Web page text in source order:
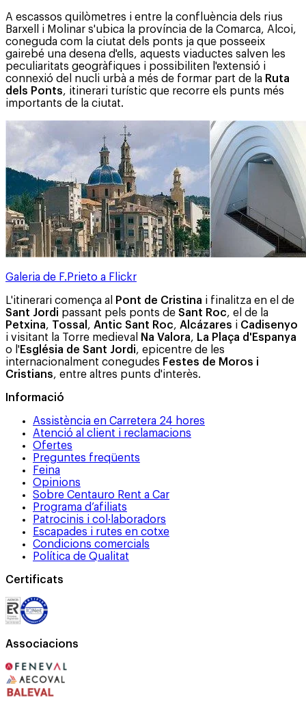
A escassos quilòmetres i entre la confluència dels rius
Barxell i Molinar s'ubica la província de la Comarca, Alcoi,
coneguda com la ciutat dels ponts ja que posseeix
gairebé una desena d'ells, aquests viaductes salven les
peculiaritats geogràfiques i possibiliten l'extensió i
connexió del nucli urbà a més de formar part de la Ruta
dels Ponts, itinerari turístic que recorre els punts més
importants de la ciutat.
Galeria de F.Prieto a Flickr
L'itinerari comença al Pont de Cristina i finalitza en el de
Sant Jordi passant pels ponts de Sant Roc, el de la
Petxina, Tossal , Antic Sant Roc, Alcázares i Cadisenyo
i visitant la Torre medieval
Na Valora, La Plaça d'Espanya
o l'Església de Sant Jordi, epicentre de les
internacionalment conegudes Festes de Moros i
Cristians, entre altres punts d'interès.
Informació
Assistència en Carretera 24 hores
Atenció al client i reclamacions
Ofertes
Preguntes freqüents
Feina
Opinions
Sobre Centauro Rent a Car
Programa d’afiliats
Patrocinis i col·laboradors
Escapades i rutes en cotxe
Condicions comercials
Política de Qualitat
Certificats
Associacions